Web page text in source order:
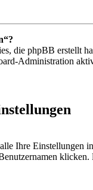
die phpBB erstellt
Administration
Ihre Einstellungen